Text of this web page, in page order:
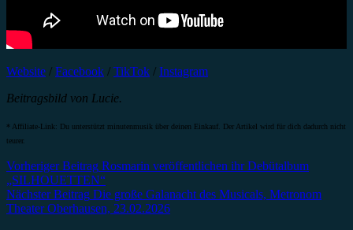
Website / Facebook / TikTok / Instagram
Beitragsbild von Lucie.
* Affiliate-Link: Du unterstützt minutenmusik über deinen Einkauf. Der Artikel wird für dich dadurch nicht
teurer.
Beitragsnavigation
Vorheriger Beitrag Rosmarin veröffentlichen ihr Debütalbum
„SILHOUETTEN“
Nächster Beitrag Die große Galanacht des Musicals, Metronom
Theater Oberhausen, 23.02.2026